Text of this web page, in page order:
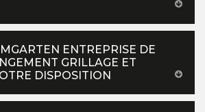
ENTREPRISE DE
GRILLAGE ET
DISPOSITION